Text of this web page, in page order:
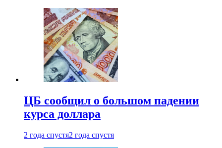
ЦБ сообщил о большом падении
курса доллара
2 года спустя2 года спустя